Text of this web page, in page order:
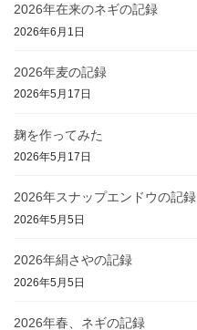
2026年在来のネギの記録
2026年6月1日
2026年麦の記録
2026年5月17日
麹を作ってみた
2026年5月17日
2026年スナップエンドウの記録
2026年5月5日
2026年絹さやの記録
2026年5月5日
2026年春、ネギの記録